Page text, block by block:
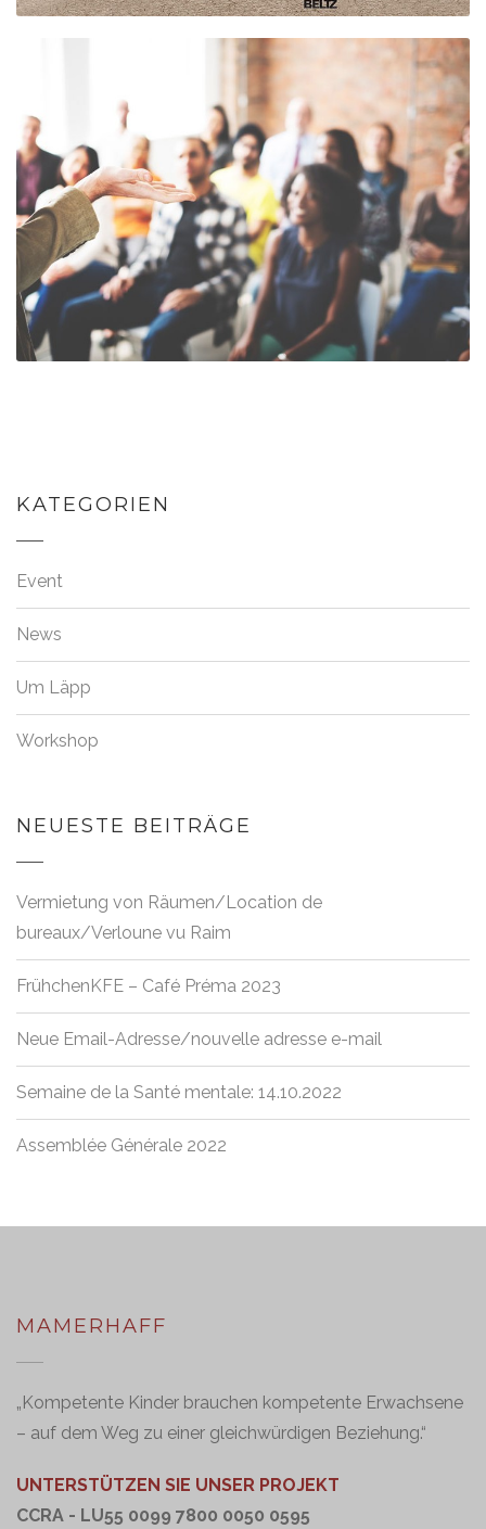
KATEGORIEN
Event
News
Um Läpp
Workshop
NEUESTE BEITRÄGE
Vermietung von Räumen/Location de
bureaux/Verloune vu Raim
FrühchenKFE – Café Préma 2023
Neue Email-Adresse/nouvelle adresse e-mail
Semaine de la Santé mentale: 14.10.2022
Assemblée Générale 2022
MAMERHAFF
„Kompetente Kinder brauchen kompetente Erwachsene
– auf dem Weg zu einer gleichwürdigen Beziehung.“
UNTERSTÜTZEN SIE UNSER PROJEKT
CCRA - LU55 0099 7800 0050 0595